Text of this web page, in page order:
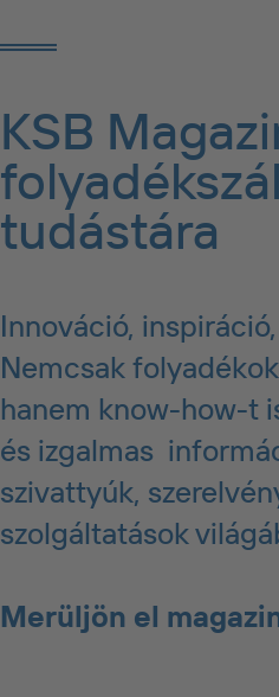
KSB
tudástára
Innováció,
Nemcsak
hanem know-how-t
és izgalmas
szivattyúk,
szolgáltatások
Merüljön el